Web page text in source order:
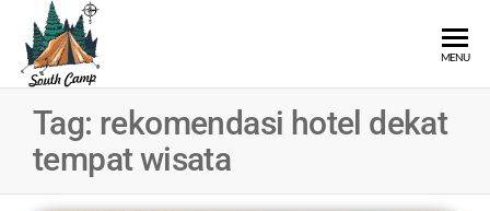
CAMP
Selatan
MENU
Tag: rekomendasi hotel dekat
tempat wisata